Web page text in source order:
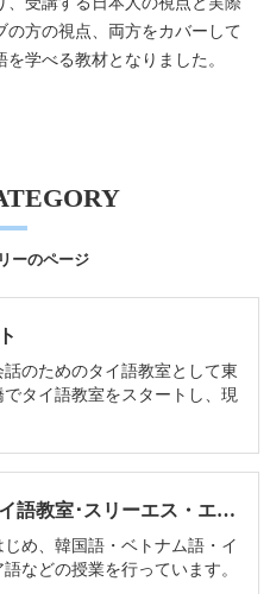
方の視点、両方をカバーして
学べる教材となりました。
ーのページ
話のためのタイ語教室として東
タイ語教室をスタートし、現
東京のタイ語教室･スリーエス・エデュケーションの口コミ情報
じめ、韓国語・ベトナム語・イ
などの授業を行っています。